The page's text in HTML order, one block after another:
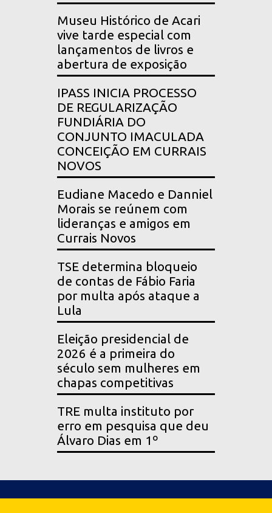
Museu Histórico de Acari
vive tarde especial com
lançamentos de livros e
abertura de exposição
IPASS INICIA PROCESSO
DE REGULARIZAÇÃO
FUNDIÁRIA DO
CONJUNTO IMACULADA
CONCEIÇÃO EM CURRAIS
NOVOS
Eudiane Macedo e Danniel
Morais se reúnem com
lideranças e amigos em
Currais Novos
TSE determina bloqueio
de contas de Fábio Faria
por multa após ataque a
Lula
Eleição presidencial de
2026 é a primeira do
século sem mulheres em
chapas competitivas
TRE multa instituto por
erro em pesquisa que deu
Álvaro Dias em 1º